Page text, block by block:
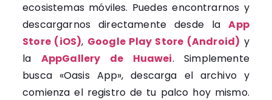
ecosistemas móviles. Puedes encontrarnos y
descargarnos directamente desde laApp
Store (iOS), Google Play Store (Android) y
la AppGallery de Huawei. Simplemente
busca «Oasis App», descarga el archivo y
comienza el registro de tu palco hoy mismo.